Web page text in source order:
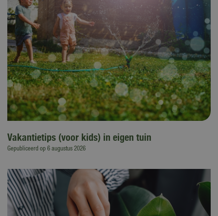
Vakantietips (voor kids) in eigen tuin
Gepubliceerd op 6 augustus 2026